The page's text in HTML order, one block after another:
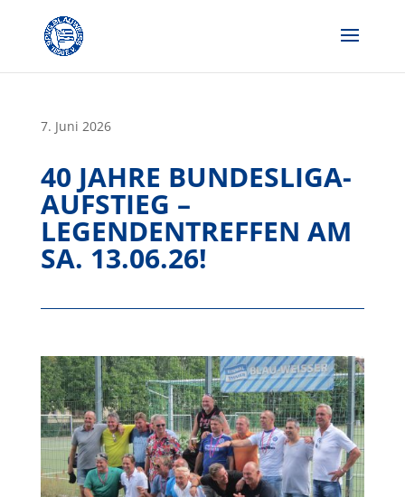
content
7. Juni 2026
40 JAHRE BUNDESLIGA-
AUFSTIEG –
LEGENDENTREFFEN AM
SA. 13.06.26!